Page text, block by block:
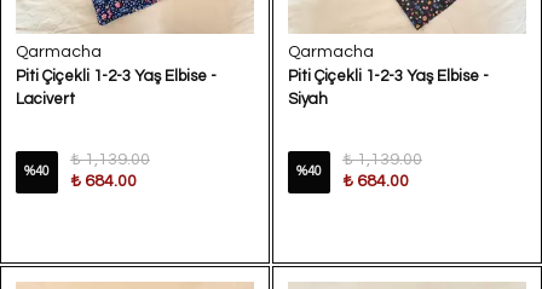
Qarmacha
Piti Çiçekli 1-2-3 Yaş Elbise -
Lacivert
%40
₺ 1,139.00
₺ 684.00
Qarmacha
Piti Çiçekli 1-2-3 Yaş Elbise -
Siyah
%40
₺ 1,139.00
₺ 684.00